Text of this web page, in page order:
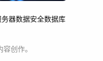
器数据安全数据库
容创作。